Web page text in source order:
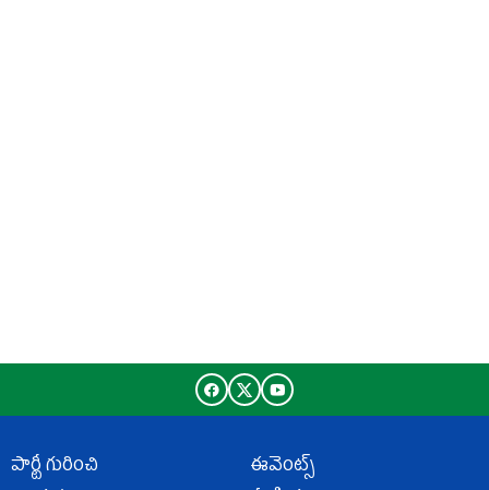
పార్టీ గురించి
ఈవెంట్స్